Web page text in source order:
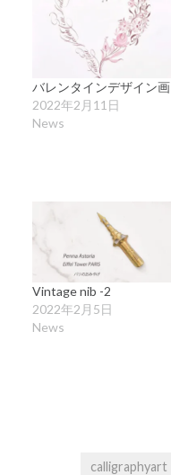
バレンタインデザイン画
2022年2月11日
News
Vintage nib -2
2022年2月5日
News
calligraphyart